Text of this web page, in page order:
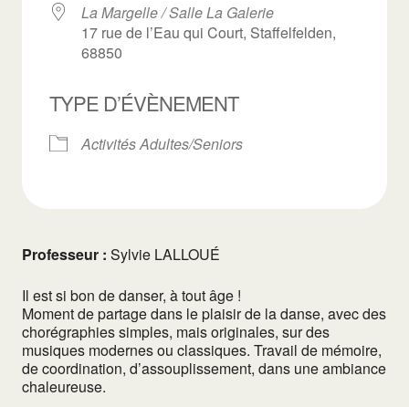
La Margelle / Salle La Galerie
17 rue de l’Eau qui Court, Staffelfelden,
68850
TYPE D’ÉVÈNEMENT
Activités Adultes/Seniors
Professeur : Sylvie LALLOUÉ
Il est si bon de danser, à tout âge !
Moment de partage dans le plaisir de la danse, avec des
chorégraphies simples, mais originales, sur des
musiques modernes ou classiques. Travail de mémoire,
de coordination, d’assouplissement, dans une ambiance
chaleureuse.